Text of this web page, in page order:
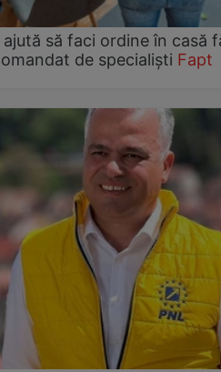
să faci ordine în casă
de specialiști Fapt